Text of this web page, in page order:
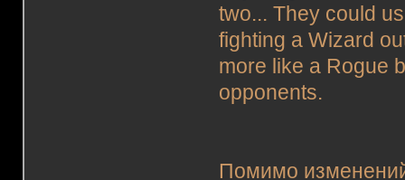
two... They could
fighting a Wizard
more like a Rogue
opponents.
Помимо